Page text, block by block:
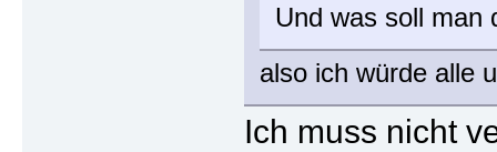
Und was soll man
also ich würde alle
Ich muss nicht